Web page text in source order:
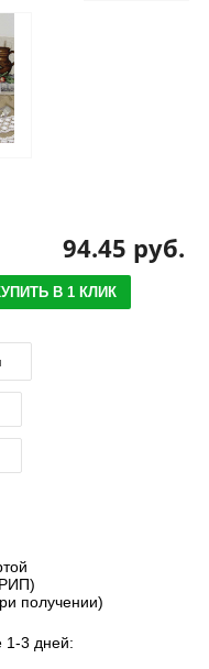
94.45 руб.
В 1 КЛИК
получении)
1-3 дней: